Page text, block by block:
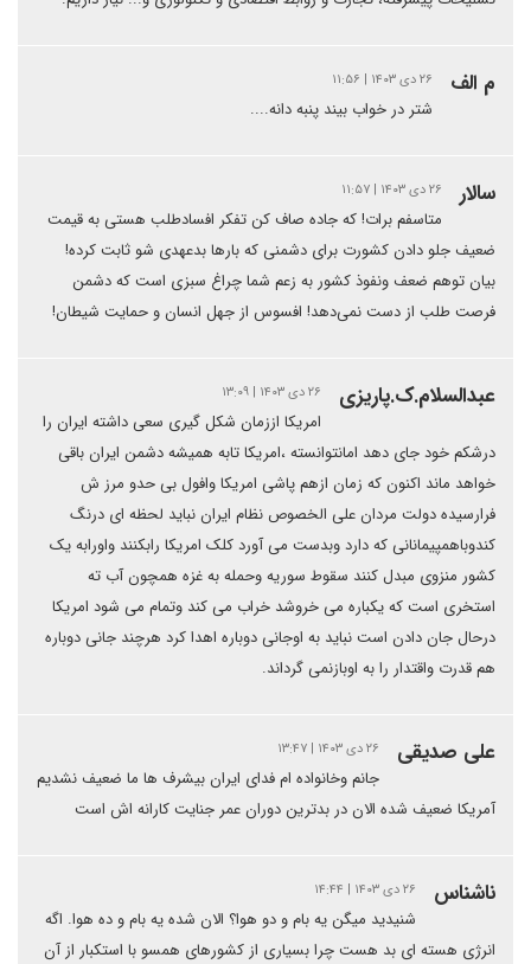
م الف ۲۶ دی ۱۴۰۳ | ۱۱:۵۶
شتر در خواب بیند پنبه دانه....
سالار ۲۶ دی ۱۴۰۳ | ۱۱:۵۷
متاسفم برات! که جاده صاف کن تفکر افسادطلب هستی به قیمت
ضعیف جلو دادن کشورت برای دشمنی که بارها بدعهدی شو ثابت کرده!
بیان توهم ضعف ونفوذ کشور به زعم شما چراغ سبزی است که دشمن
فرصت طلب از دست نمی‌دهد! افسوس از جهل انسان و حمایت شیطان!
عبدالسلام.ک.پاریزی ۲۶ دی ۱۴۰۳ | ۱۳:۰۹
امریکا اززمان شکل گیری سعی داشته ایران را
درشکم خود جای دهد امانتوانسته ،امریکا تابه همیشه دشمن ایران باقی
خواهد ماند اکنون که زمان ازهم پاشی امریکا وافول بی حدو مرز ش
فرارسیده دولت مردان علی الخصوص نظام ایران نباید لحظه ای درنگ
کندوباهمپیمانانی که دارد وبدست می آورد کلک امریکا رابکنند واورابه یک
کشور منزوی مبدل کنند سقوط سوریه وحمله به غزه همچون آب ته
استخری است که یکباره می خروشد خراب می کند وتمام می شود امریکا
درحال جان دادن است نباید به اوجانی دوباره اهدا کرد هرچند جانی دوباره
هم قدرت واقتدار را به اوبازنمی گرداند.
علی صدیقی ۲۶ دی ۱۴۰۳ | ۱۳:۴۷
جانم وخانواده ام فدای ایران بیشرف ها ما ضعیف نشدیم
آمریکا ضعیف شده الان در بدترین دوران عمر جنایت کارانه اش است
ناشناس ۲۶ دی ۱۴۰۳ | ۱۴:۴۴
شنیدید میگن یه بام و دو هوا؟ الان شده یه بام و ده هوا. اگه
انرژی هسته ای بد هست چرا بسیاری از کشورهای همسو با استکبار از آن